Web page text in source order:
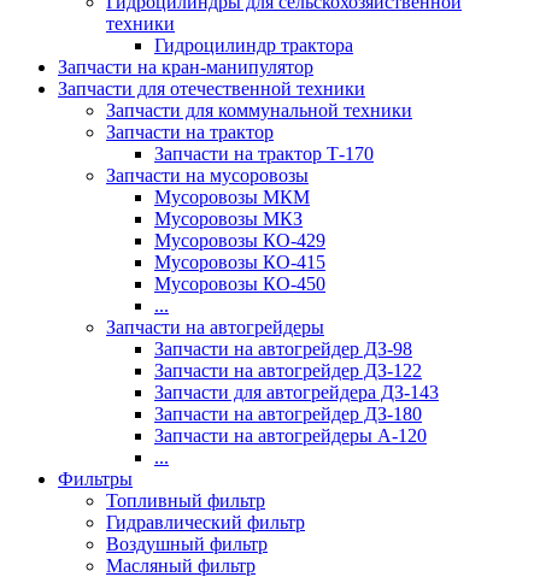
техники
Гидроцилиндр трактора
Запчасти на кран-манипулятор
Запчасти для отечественной техники
Запчасти для коммунальной техники
Запчасти на трактор
Запчасти на трактор Т-170
Запчасти на мусоровозы
Мусоровозы МКМ
Мусоровозы МКЗ
Мусоровозы КО-429
Мусоровозы КО-415
Мусоровозы КО-450
...
Запчасти на автогрейдеры
Запчасти на автогрейдер ДЗ-98
Запчасти на автогрейдер ДЗ-122
Запчасти для автогрейдера ДЗ-143
Запчасти на автогрейдер ДЗ-180
Запчасти на автогрейдеры А-120
...
Фильтры
Топливный фильтр
Гидравлический фильтр
Воздушный фильтр
Масляный фильтр